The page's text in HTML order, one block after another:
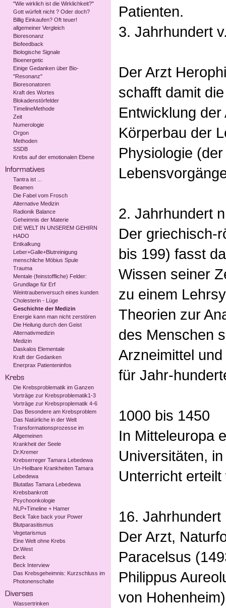
"Wie wirklich ist die Wirklichkeit?"
Gott würfelt nicht ? Oder doch?
Billig Einkaufen? Oft teuer!
allgemeiner Vergleich
Bioresonanz
Biofeedback
Biologische Signale
Bioenergetic
Einige Gedanken über Bio-
"Resonanz"
Bioresonatoren
Kraft des Wortes
Blokadenstörfelder
TimelineMethode
Zeit
Numerologie
Orgon
Methoden
SSDB
Krebs auf der emotionalen Ebene
Tantra ist ...
Beamen
Die Fabel vom Frosch
Alternative Medizin
Radionik Balance
Geheimnis der Materie
DIE WELT IN UNSEREM GEHIRN
HADO
Entkalkung
Leber+Galle+Blutreinigung
menschliche Möbius Spule
Trauma
Mentale (feinstoffliche) Felder:
Grundlage für Erf
Weintraubenversuch eines kunden
Cholesterin - Lüge
Geschichte der Medizin
Energie kann man nicht zerstören
Die Heilung durch den Geist
Alternativmedizin
Medizin
Daskalos Elementale
Kraft der Gedanken
Enerprax Patienteninfos
Die Krebsproblematik im Ganzen
Vorträge zur Krebsproblematik1-3
Vorträge zur Krebsproplematik 4-6
Das Besondere am Krebsproblem
Das Natürliche in der Welt
Transformationsprozesse im
Allgemeinen
Krankheit der Seele
Dr.Kremer
Krebserreger Tamara Lebedewa
Un-Heilbare Krankheiten Tamara
Lebedewa
Blutatlas Tamara Lebedewa
Krebsbankrott
Psychoonkologie
NLP+Timeline + Hamer
Beck Take back your Power
Blutparasitismus
Vegetarismus
Eine Welt ohne Krebs
Dr.West
Beck
Beck Interview
Das Krebsgeheimnis: Kurzschluss im
Photonenschalte
Wassertrinken
Patienten.
3. Jahrhundert
Der Arzt
schafft damit
Entwicklung
Körperbau der
Physiologie
2. Jahrhundert
Der griechisch-
bis 199) fasst
Wissen seiner
zu einem
Theorien zur
des Menschen
Arzneimittel
für Jahr-
1000 bis 1450
In Mitteleuropa
Universitäten,
Unterricht erteilt
16. Jahrhundert
Der Arzt,
Paracelsus
Philippus
von